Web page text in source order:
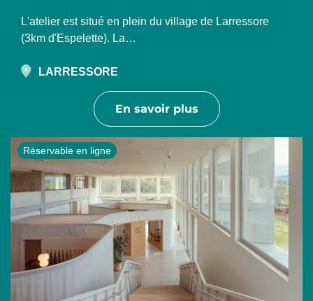
L'atelier est situé en plein du village de Larressore
(3km d'Espelette). La…
LARRESSORE
En savoir plus
Réservable en ligne